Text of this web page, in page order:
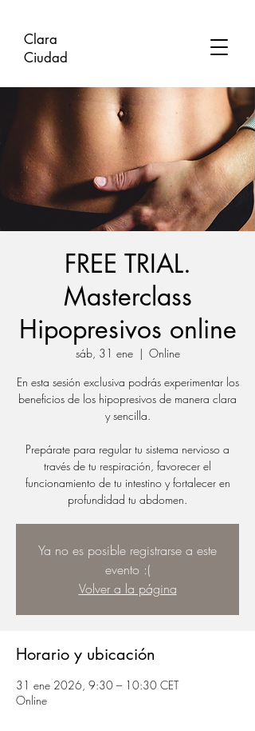
Clara
Ciudad
FREE TRIAL.
Masterclass
Hipopresivos online
sáb, 31 ene
  |
Online
En esta sesión exclusiva podrás experimentar los
beneficios de los hipopresivos de manera clara
y sencilla.
Prepárate para regular tu sistema nervioso a
través de tu respiración, favorecer el
funcionamiento de tu intestino y fortalecer en
profundidad tu abdomen.
Ya no es posible registrarse a este
evento :(
Volver a la página
Horario y ubicación
31 ene 2026, 9:30 – 10:30 CET
Online